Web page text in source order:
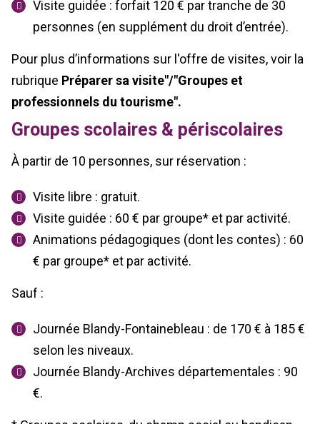
Visite guidée : forfait 120 € par tranche de 30
personnes (en supplément du droit d’entrée).
Pour plus d’informations sur l'offre de visites, voir la
rubrique Préparer sa visite"/"Groupes et
professionnels du tourisme".
Groupes scolaires & périscolaires
À partir de 10 personnes, sur réservation :
Visite libre : gratuit.
Visite guidée : 60 € par groupe* et par activité.
Animations pédagogiques (dont les contes) : 60
€ par groupe* et par activité.
Sauf :
Journée Blandy-Fontainebleau : de 170 € à 185 €
selon les niveaux.
Journée Blandy-Archives départementales : 90
€.